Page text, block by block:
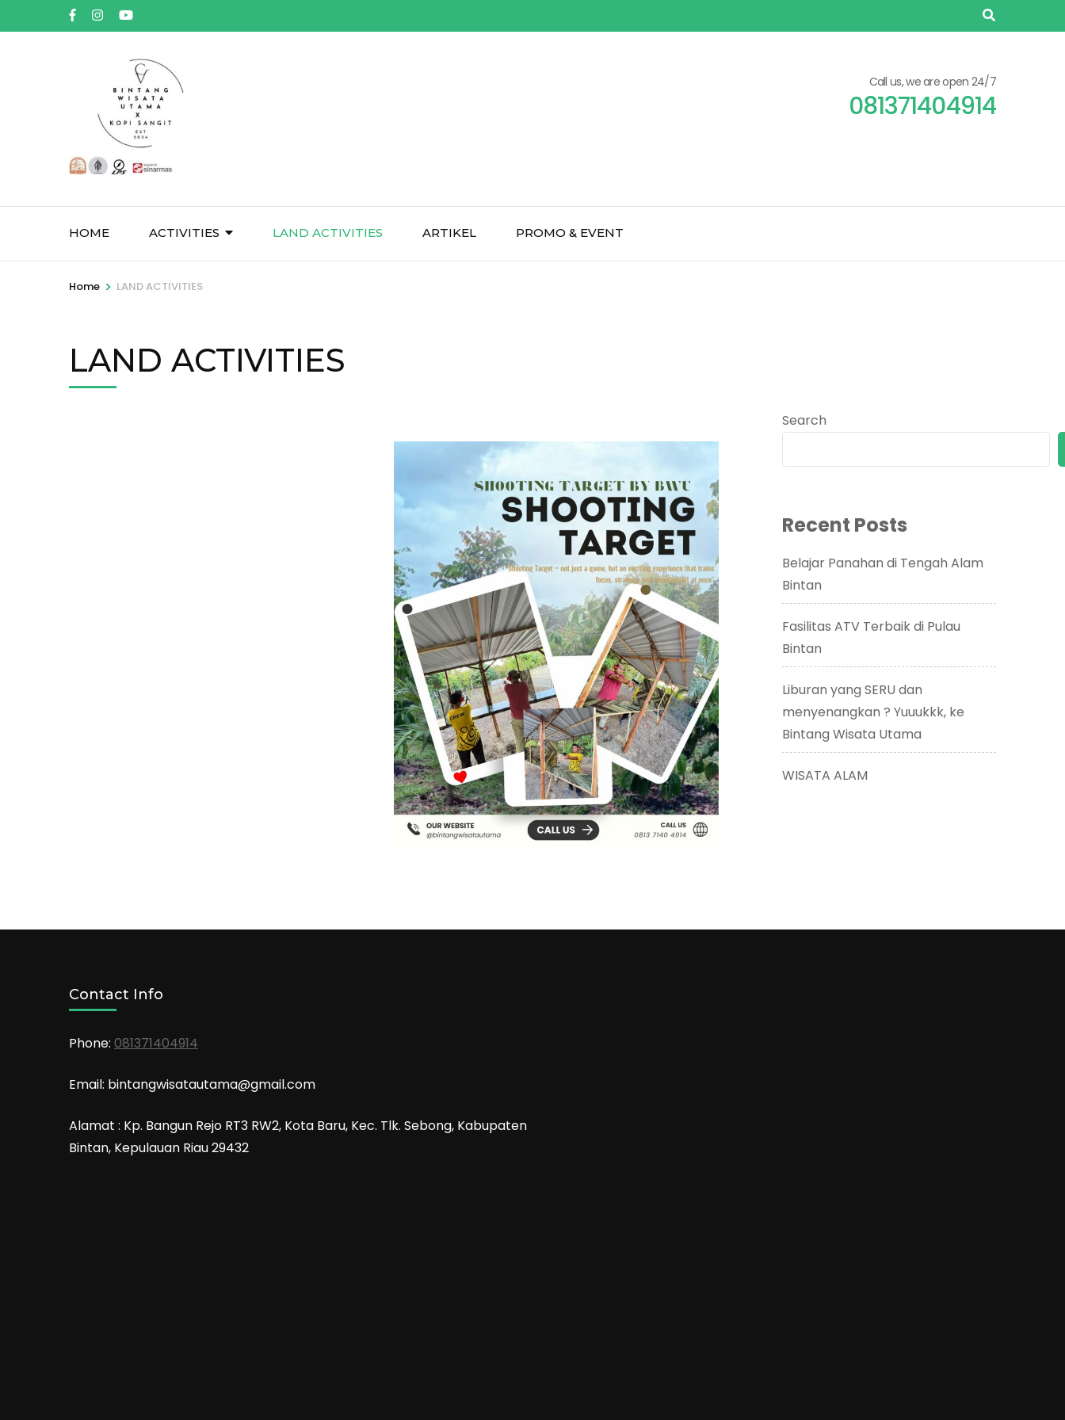
to
Call us, we are open 24/7
081371404914
HOME ACTIVITIES LAND ACTIVITIES ARTIKEL PROMO & EVENT
Home > LAND ACTIVITIES
LAND ACTIVITIES
Search
Recent Posts
Belajar Panahan di Tengah Alam
Bintan
Fasilitas ATV Terbaik di Pulau
Bintan
Liburan yang SERU dan
menyenangkan ? Yuuukkk, ke
Bintang Wisata Utama
WISATA ALAM
Contact Info
Phone: 081371404914
Email: bintangwisatautama@gmail.com
Alamat : Kp. Bangun Rejo RT3 RW2, Kota Baru, Kec. Tlk. Sebong, Kabupaten
Bintan, Kepulauan Riau 29432